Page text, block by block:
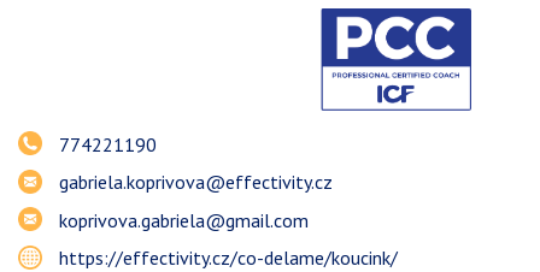
774221190
gabriela.koprivova@effectivity.cz
koprivova.gabriela@gmail.com
https://effectivity.cz/co-delame/koucink/